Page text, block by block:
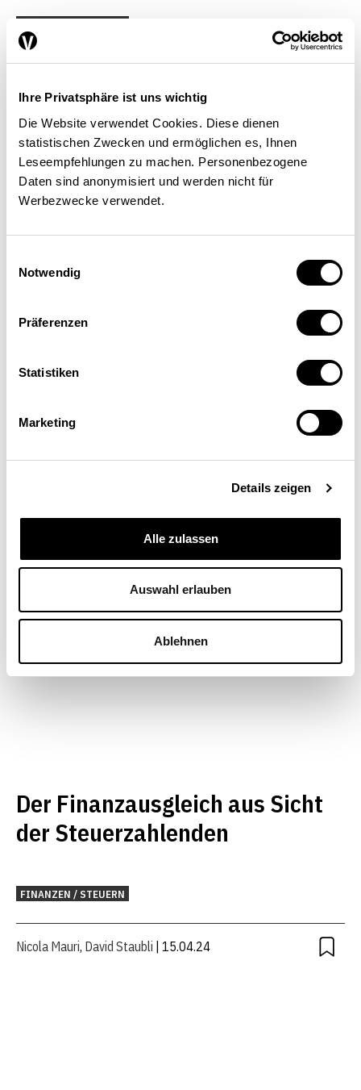
Ihre Privatsphäre ist uns wichtig
Die Website verwendet Cookies. Diese dienen
statistischen Zwecken und ermöglichen es, Ihnen
Leseempfehlungen zu machen. Personenbezogene
Daten sind anonymisiert und werden nicht für
Werbezwecke verwendet.
Notwendig
Präferenzen
Statistiken
Marketing
Details zeigen
Alle zulassen
Auswahl erlauben
Ablehnen
Der Finanzausgleich: Lange
FINANZEN / STEUERN
Der Finanzausgleich aus Sicht
der Steuerzahlenden
FINANZEN / STEUERN
Nicola Mauri, David Staubli | 15.04.24